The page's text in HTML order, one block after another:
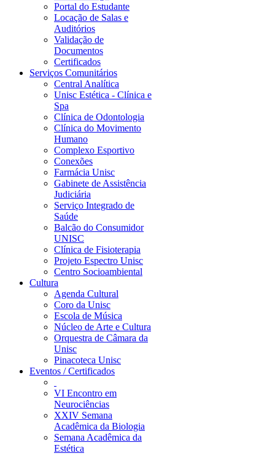
Portal do Estudante
Locação de Salas e
Auditórios
Validação de
Documentos
Certificados
Serviços Comunitários
Central Analítica
Unisc Estética - Clínica e
Spa
Clínica de Odontologia
Clínica do Movimento
Humano
Complexo Esportivo
Conexões
Farmácia Unisc
Gabinete de Assistência
Judiciária
Serviço Integrado de
Saúde
Balcão do Consumidor
UNISC
Clínica de Fisioterapia
Projeto Espectro Unisc
Centro Socioambiental
Cultura
Agenda Cultural
Coro da Unisc
Escola de Música
Núcleo de Arte e Cultura
Orquestra de Câmara da
Unisc
Pinacoteca Unisc
Eventos / Certificados
VI Encontro em
Neurociências
XXIV Semana
Acadêmica da Biologia
Semana Acadêmica da
Estética